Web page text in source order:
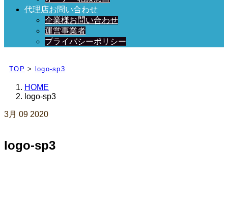
代理店お問い合わせ
企業様お問い合わせ
運営事業者
プライバシーポリシー
TOP > logo-sp3
HOME
logo-sp3
3月 09 2020
logo-sp3